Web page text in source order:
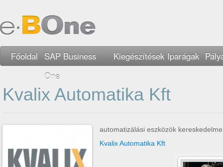
Főoldal
SAP Business
One
Kiegészítések Iparágak
Kvalix Automatika Kft
automatizálási eszközök
Kvalix Automatika Kft